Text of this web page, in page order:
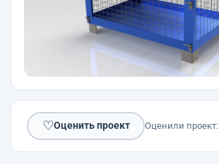
♡Оценить проект Оценили проект: